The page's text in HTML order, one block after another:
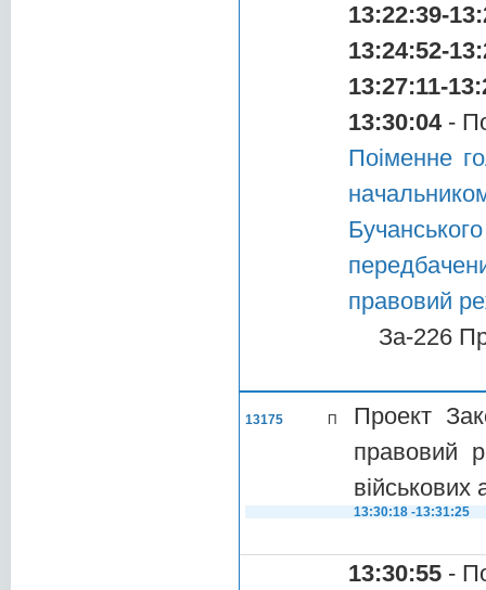
13:22:39-
13:24:52-
13:27:11-
13:30:04-
Поіменне
правовий
За-226
13175 П
Проект
правовий
військових
13:30:18 -13:31:25
13:30:55 -